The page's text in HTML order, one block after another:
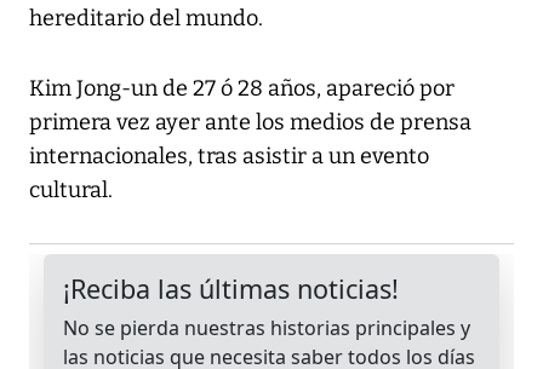
hereditario del mundo.
Kim Jong-un de 27 ó 28 años, apareció por
primera vez ayer ante los medios de prensa
internacionales, tras asistir a un evento
cultural.